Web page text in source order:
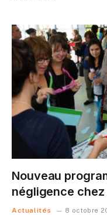
Nouveau
négligence
Actualités 8 octobre